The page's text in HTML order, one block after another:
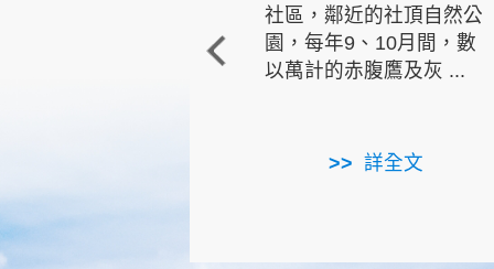
社區，鄰近的社頂自然公
園，每年9、10月間，數
以萬計的赤腹鷹及灰 ...
詳全文